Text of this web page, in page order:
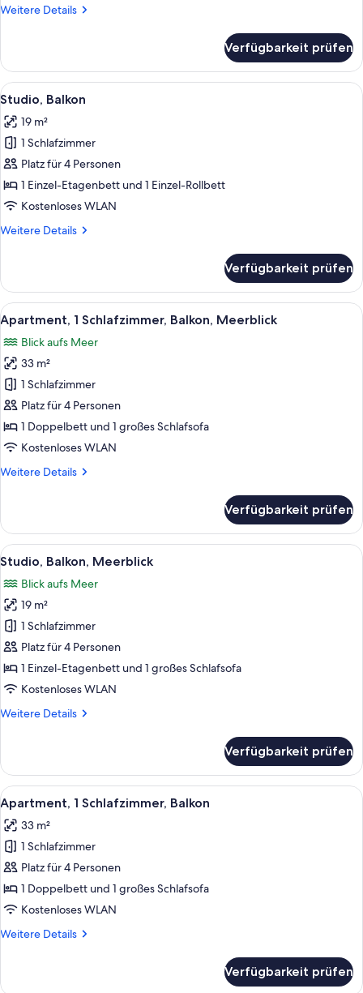
Weitere Details
Weitere
Balkon
Verfügbarkeit prüfen
Alle
Fotos
für
Studio,
Balkon
anzeigen
Ein Zimmer mit einer Couch, einem
5
Studio, Balkon
19 m²
1 Schlafzimmer
Platz für 4 Personen
1 Einzel-Etagenbett und 1 Einzel-Rollbett
Kostenloses WLAN
Weitere Details
Weitere
Balkon
Verfügbarkeit prüfen
Alle
Fotos
für
Apartment,
Schlafzimmer,
Balkon,
Meerblick
Ein Schlafzimmer mit Dachfenster,
6
Apartment, 1 Schlafzimmer, Balkon, Meerblick
Blick aufs Meer
33 m²
1 Schlafzimmer
Platz für 4 Personen
1 Doppelbett und 1 großes Schlafsofa
Kostenloses WLAN
Weitere Details
Weitere
1
Schlafzimmer,
Balkon,
Verfügbarkeit prüfen
Alle
Fotos
für
Studio,
Balkon,
Meerblick
anzeigen
Ein Zimmer mit einem Holztisch,
6
Studio, Balkon, Meerblick
Blick aufs Meer
19 m²
1 Schlafzimmer
Platz für 4 Personen
1 Einzel-Etagenbett und 1 großes Schlafsofa
Kostenloses WLAN
Weitere Details
Weitere
Balkon,
Meerblick
Verfügbarkeit prüfen
Alle
Fotos
für
Apartment,
1
Schlafzimmer,
Balkon
Ein kompakter Wohnraum mit
5
Apartment, 1 Schlafzimmer, Balkon
33 m²
1 Schlafzimmer
Platz für 4 Personen
1 Doppelbett und 1 großes Schlafsofa
Kostenloses WLAN
Weitere Details
Weitere
Verfügbarkeit prüfen